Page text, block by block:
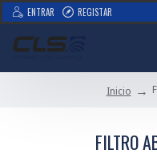
ENTRAR REGISTAR
Inicio
FILTRO